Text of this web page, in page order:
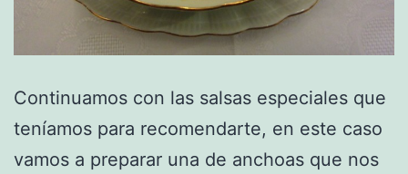
Continuamos con las salsas especiales que
teníamos para recomendarte, en este caso
vamos a preparar una de anchoas que nos